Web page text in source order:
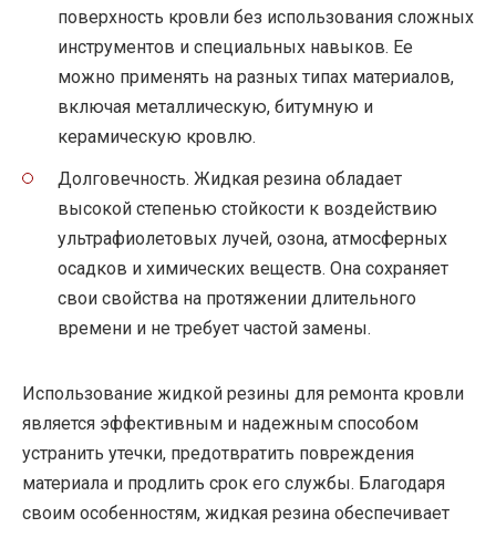
поверхность кровли без использования сложных
инструментов и специальных навыков. Ее
можно применять на разных типах материалов,
включая металлическую, битумную и
керамическую кровлю.
Долговечность. Жидкая резина обладает
высокой степенью стойкости к воздействию
ультрафиолетовых лучей, озона, атмосферных
осадков и химических веществ. Она сохраняет
свои свойства на протяжении длительного
времени и не требует частой замены.
Использование жидкой резины для ремонта кровли
является эффективным и надежным способом
устранить утечки, предотвратить повреждения
материала и продлить срок его службы. Благодаря
своим особенностям, жидкая резина обеспечивает